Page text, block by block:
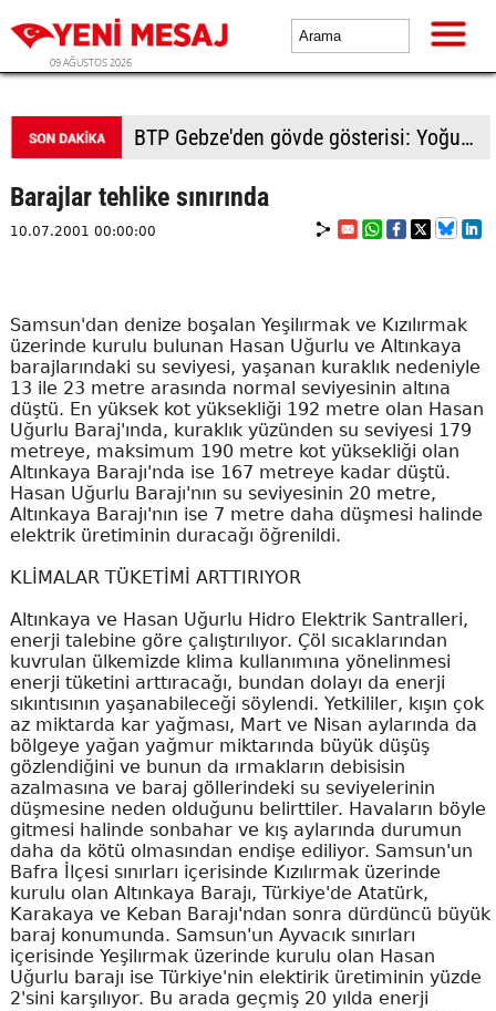
09 AĞUSTOS 2026
BTP Kocaeli'den Darıca çıkarması: Esnaf ve derneklerden yoğun ilgi
Barajlar tehlike sınırında
10.07.2001 00:00:00
Samsun'dan denize boşalan Yeşilırmak ve Kızılırmak
üzerinde kurulu bulunan Hasan Uğurlu ve Altınkaya
barajlarındaki su seviyesi, yaşanan kuraklık nedeniyle
13 ile 23 metre arasında normal seviyesinin altına
düştü. En yüksek kot yüksekliği 192 metre olan Hasan
Uğurlu Baraj'ında, kuraklık yüzünden su seviyesi 179
metreye, maksimum 190 metre kot yüksekliği olan
Altınkaya Barajı'nda ise 167 metreye kadar düştü.
Hasan Uğurlu Barajı'nın su seviyesinin 20 metre,
Altınkaya Barajı'nın ise 7 metre daha düşmesi halinde
elektrik üretiminin duracağı öğrenildi.
KLİMALAR TÜKETİMİ ARTTIRIYOR
Altınkaya ve Hasan Uğurlu Hidro Elektrik Santralleri,
enerji talebine göre çalıştırılıyor. Çöl sıcaklarından
kuvrulan ülkemizde klima kullanımına yönelinmesi
enerji tüketini arttıracağı, bundan dolayı da enerji
sıkıntısının yaşanabileceği söylendi. Yetkililer, kışın çok
az miktarda kar yağması, Mart ve Nisan aylarında da
bölgeye yağan yağmur miktarında büyük düşüş
gözlendiğini ve bunun da ırmakların debisisin
azalmasına ve baraj göllerindeki su seviyelerinin
düşmesine neden olduğunu belirttiler. Havaların böyle
gitmesi halinde sonbahar ve kış aylarında durumun
daha da kötü olmasından endişe ediliyor. Samsun'un
Bafra İlçesi sınırları içerisinde Kızılırmak üzerinde
kurulu olan Altınkaya Barajı, Türkiye'de Atatürk,
Karakaya ve Keban Barajı'ndan sonra dürdüncü büyük
baraj konumunda. Samsun'un Ayvacık sınırları
içerisinde Yeşilırmak üzerinde kurulu olan Hasan
Uğurlu barajı ise Türkiye'nin elektirik üretiminin yüzde
2'sini karşılıyor. Bu arada geçmiş 20 yılda enerji